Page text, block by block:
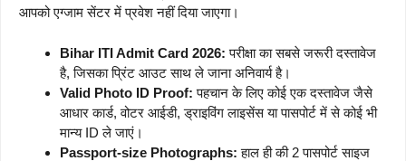
आपको एग्जाम सेंटर में प्रवेश नहीं दिया जाएगा।
Bihar ITI Admit Card 2026: परीक्षा का सबसे जरूरी दस्तावेज
है, जिसका प्रिंट आउट साथ ले जाना अनिवार्य है।
Valid Photo ID Proof: पहचान के लिए कोई एक दस्तावेज जैसे
आधार कार्ड, वोटर आईडी, ड्राइविंग लाइसेंस या पासपोर्ट में से कोई भी
मान्य ID ले जाएं।
Passport-size Photographs: हाल ही की 2 पासपोर्ट साइज